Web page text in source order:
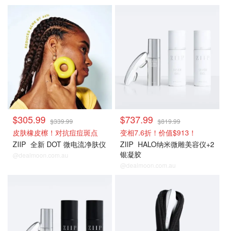
$305.99 $339.99
皮肤橡皮檫！对抗痘痘斑点
ZIIP 全新 DOT 微电流净肤仪
@dealmoon.com.au
$737.99 $819.99
变相7.6折！价值$913！
ZIIP HALO纳米微雕美容仪+2
银凝胶
@dealmoon.com.au